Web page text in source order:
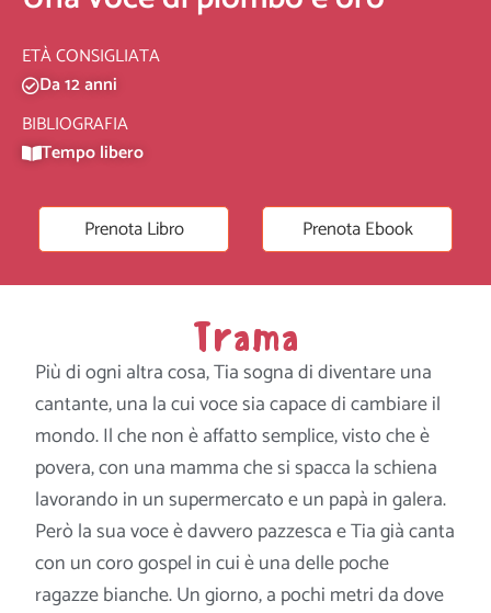
ETÀ CONSIGLIATA
Da 12 anni
BIBLIOGRAFIA
Tempo libero
Prenota Libro Prenota Ebook
Trama
Più di ogni altra cosa, Tia sogna di diventare una
cantante, una la cui voce sia capace di cambiare il
mondo. Il che non è affatto semplice, visto che è
povera, con una mamma che si spacca la schiena
lavorando in un supermercato e un papà in galera.
Però la sua voce è davvero pazzesca e Tia già canta
con un coro gospel in cui è una delle poche
ragazze bianche. Un giorno, a pochi metri da dove